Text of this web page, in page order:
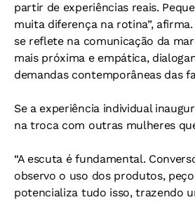
partir de experiências reais.
muita diferença na rotina”,
se reflete na comunicação da
mais próxima e empática,
demandas contemporâneas das
Se a experiência individual
na troca com outras mulheres
“A escuta é fundamental.
observo o uso dos produtos,
potencializa tudo isso, trazendo